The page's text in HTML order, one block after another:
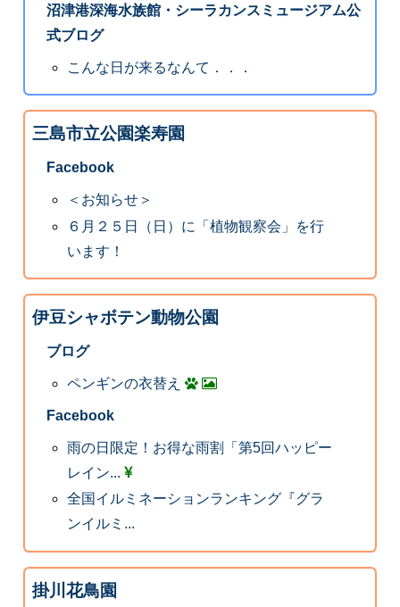
沼津港深海水族館・シーラカンスミュージアム公
式ブログ
こんな日が来るなんて．．．
三島市立公園楽寿園
Facebook
＜お知らせ＞
６月２５日（日）に「植物観察会」を行
います！
伊豆シャボテン動物公園
ブログ
ペンギンの衣替え
Facebook
雨の日限定！お得な雨割「第5回ハッピー
レイン...
全国イルミネーションランキング『グラ
ンイルミ...
掛川花鳥園